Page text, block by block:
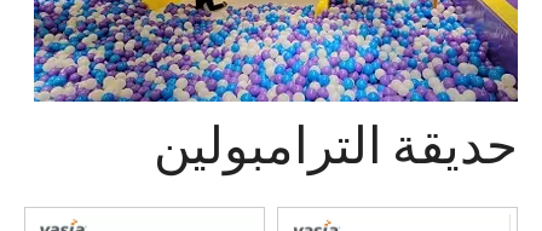
حديقة الترامبولين